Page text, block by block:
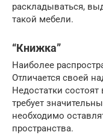
раскладываться,
такой мебели.
“Книжка”
Наиболее
Отличается своей
Недостатки
требует
необходимо
пространства.